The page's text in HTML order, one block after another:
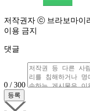
저작권자 ⓒ 브라보마이
이용 금지
댓글
0 / 300